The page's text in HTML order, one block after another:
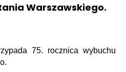
Warszawskiego.
75. rocznica wybuchu